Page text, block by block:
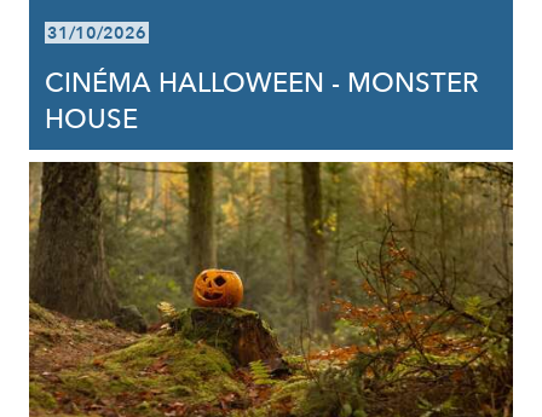
31/10/2026
CINÉMA HALLOWEEN - MONSTER
HOUSE